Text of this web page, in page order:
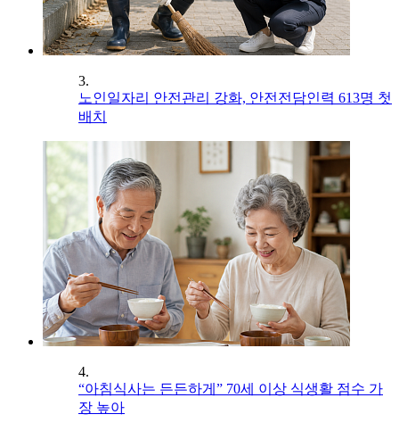
3.
노인일자리 안전관리 강화, 안전전담인력 613명 첫
배치
4.
“아침식사는 든든하게” 70세 이상 식생활 점수 가
장 높아